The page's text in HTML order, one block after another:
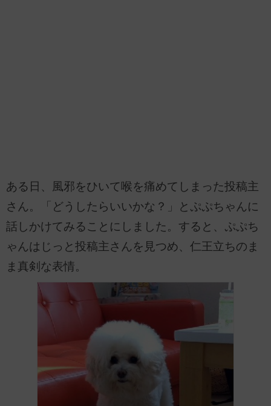
ある日、風邪をひいて喉を痛めてしまった投稿主
さん。「どうしたらいいかな？」とぷぷちゃんに
話しかけてみることにしました。すると、ぷぷち
ゃんはじっと投稿主さんを見つめ、仁王立ちのま
ま真剣な表情。